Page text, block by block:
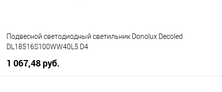
Подвесной светодиодный светильник Donolux Decoled
DL18516S100WW40L5 D4
1 067,48 pуб.